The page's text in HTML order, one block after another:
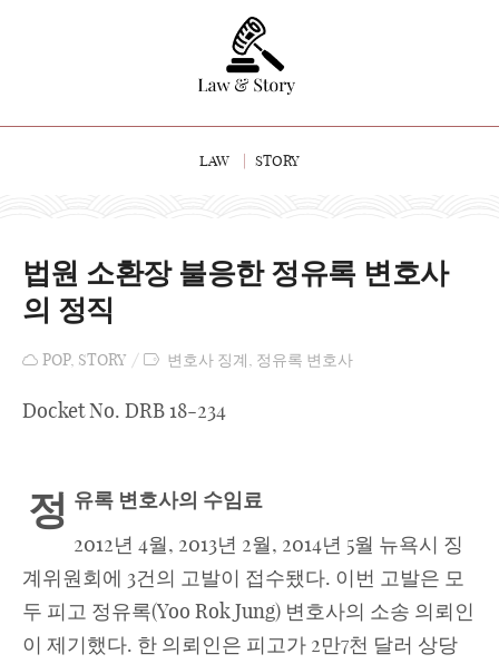
LAW STORY
법원 소환장 불응한 정유록 변호사
의 정직
POP, STORY 변호사 징계, 정유록 변호사
Docket No. DRB 18-234
정 유록 변호사의 수임료
2012년 4월, 2013년 2월, 2014년 5월 뉴욕시 징
계위원회에 3건의 고발이 접수됐다. 이번 고발은 모
두 피고 정유록(Yoo Rok Jung) 변호사의 소송 의뢰인
이 제기했다. 한 의뢰인은 피고가 2만7천 달러 상당